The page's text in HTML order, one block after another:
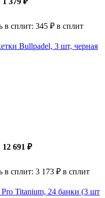
в сплит: 345 ₽ в сплит
Bullpadel, 3 шт, черная
12 691 ₽
в сплит: 3 173 ₽ в сплит
Titanium, 24 банки (3 шт